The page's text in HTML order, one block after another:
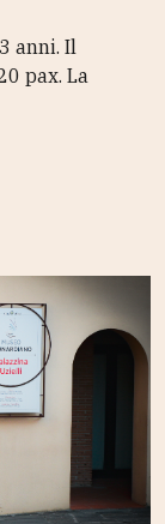
anni. Il
pax. La